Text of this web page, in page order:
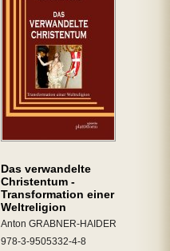
Das verwandelte
Christentum -
Transformation einer
Weltreligion
Anton GRABNER-HAIDER
978-3-9505332-4-8